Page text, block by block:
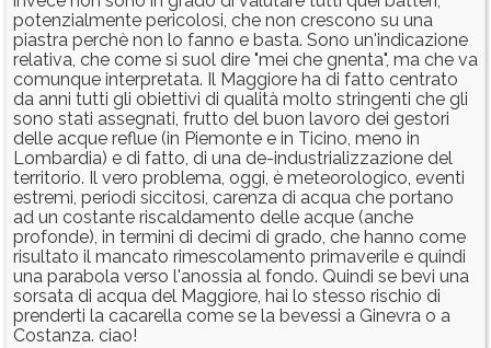
potenzialmente pericolosi, che non crescono su una
piastra perchè non lo fanno e basta. Sono un'indicazione
relativa, che come si suol dire "mei che gnenta", ma che va
comunque interpretata. Il Maggiore ha di fatto centrato
da anni tutti gli obiettivi di qualità molto stringenti che gli
sono stati assegnati, frutto del buon lavoro dei gestori
delle acque reflue (in Piemonte e in Ticino, meno in
Lombardia) e di fatto, di una de-industrializzazione del
territorio. Il vero problema, oggi, è meteorologico, eventi
estremi, periodi siccitosi, carenza di acqua che portano
ad un costante riscaldamento delle acque (anche
profonde), in termini di decimi di grado, che hanno come
risultato il mancato rimescolamento primaverile e quindi
una parabola verso l'anossia al fondo. Quindi se bevi una
sorsata di acqua del Maggiore, hai lo stesso rischio di
prenderti la cacarella come se la bevessi a Ginevra o a
Costanza. ciao!